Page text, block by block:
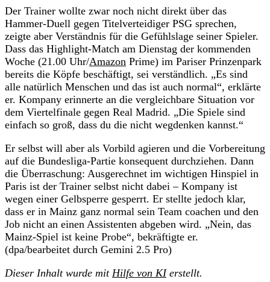
Der Trainer wollte zwar noch nicht direkt über das
Hammer-Duell gegen Titelverteidiger PSG sprechen,
zeigte aber Verständnis für die Gefühlslage seiner Spieler.
Dass das Highlight-Match am Dienstag der kommenden
Woche (21.00 Uhr/Amazon Prime) im Pariser Prinzenpark
bereits die Köpfe beschäftigt, sei verständlich. „Es sind
alle natürlich Menschen und das ist auch normal“, erklärte
er. Kompany erinnerte an die vergleichbare Situation vor
dem Viertelfinale gegen Real Madrid. „Die Spiele sind
einfach so groß, dass du die nicht wegdenken kannst.“
Er selbst will aber als Vorbild agieren und die Vorbereitung
auf die Bundesliga-Partie konsequent durchziehen. Dann
die Überraschung: Ausgerechnet im wichtigen Hinspiel in
Paris ist der Trainer selbst nicht dabei – Kompany ist
wegen einer Gelbsperre gesperrt. Er stellte jedoch klar,
dass er in Mainz ganz normal sein Team coachen und den
Job nicht an einen Assistenten abgeben wird. „Nein, das
Mainz-Spiel ist keine Probe“, bekräftigte er.
(dpa/bearbeitet durch Gemini 2.5 Pro)
Dieser Inhalt wurde mit Hilfe von KIerstellt.